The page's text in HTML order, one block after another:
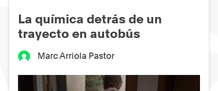
La química detrás de un
trayecto en autobús
Marc Arriola Pastor